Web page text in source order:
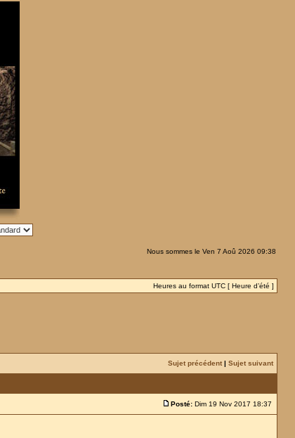
Nous sommes le Ven 7 Aoû 2026 09:38
Heures au format UTC [ Heure d’été ]
Sujet précédent | Sujet suivant
Posté: Dim 19 Nov 2017 18:37